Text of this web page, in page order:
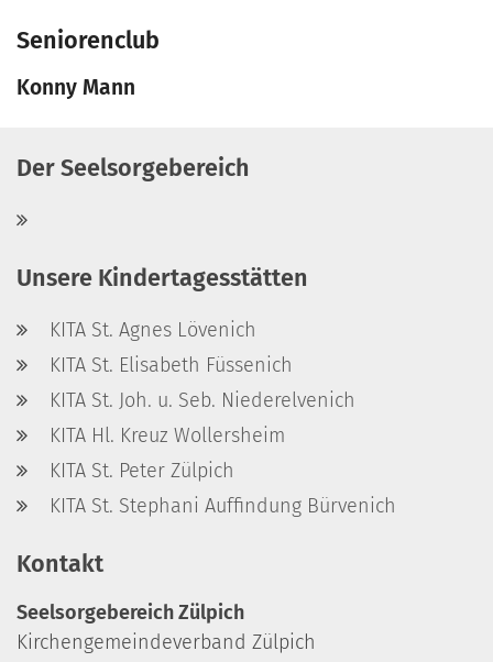
Seniorenclub
Konny Mann
Der Seelsorgebereich
Unsere Kindertagesstätten
KITA St. Agnes Lövenich
KITA St. Elisabeth Füssenich
KITA St. Joh. u. Seb. Niederelvenich
KITA Hl. Kreuz Wollersheim
KITA St. Peter Zülpich
KITA St. Stephani Auffindung Bürvenich
Kontakt
Seelsorgebereich Zülpich
Kirchengemeindeverband Zülpich